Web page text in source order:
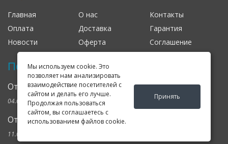
Мы используем cookie. Это
позволяет нам анализировать
взаимодействие посетителей с
сайтом и делать его лучше.
Продолжая пользоваться
сайтом, вы соглашаетесь с
использованием файлов cookie.
Принять
Главная О нас
Контакты
Оплата
Доставка
Гарантия
Новости
Оферта Соглашение
Последние новости
Открылся клубный сервис Geely в Петербурге
04.09.2024
Отзывы о нас в Яндексе и Гугле
11.02.2019